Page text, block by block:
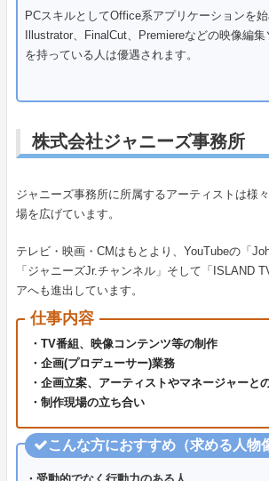
PCスキルとしてOffice系アプリケーションを始
Illustrator、FinalCut、Premiereなどの映像編
を持っている人は優遇されます。
株式会社ジャニーズ事務所
ジャニーズ事務所に所属するアーティストは様
場を広げています。
テレビ・映画・CMはもとより、YouTubeの「
「ジャニーズJr.チャンネル」そして「ISLAND
アへも進出しています。
仕事内容
・TV番組、映像コンテンツ等の制作
・企画(プロデューサー)業務
・企画立案、アーティストやマネージャーと
・制作現場の立ち合い
こんな方におすすめ（求める人物